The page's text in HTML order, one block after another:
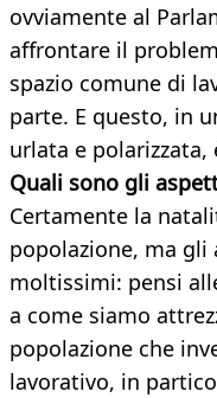
ovviamente al
affrontare il
spazio comune di
parte. E questo, in
urlata e
Quali sono gli
Certamente la
popolazione, ma
moltissimi: pensi
a come siamo
popolazione che
lavorativo, in